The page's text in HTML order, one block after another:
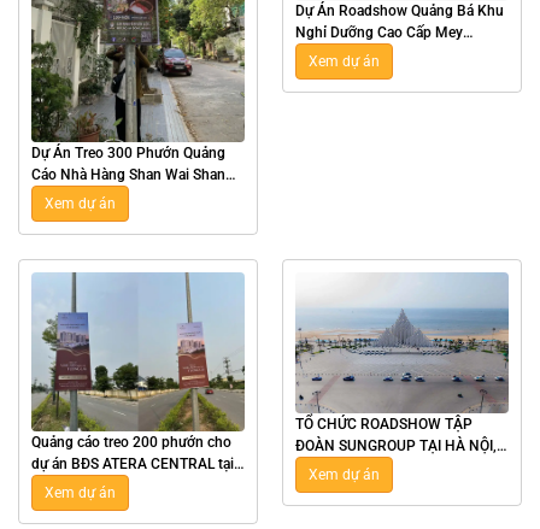
Dự Án Treo 300 Phướn Quảng
Cáo Nhà Hàng Shan Wai Shan
Hot Pot Tại Hà Nội
Xem dự án
Dự Án Roadshow Quảng Bá Khu
Nghỉ Dưỡng Cao Cấp Mey
Retreat Bãi Lữ Tại Nghệ An
Xem dự án
Quảng cáo treo 200 phướn cho
dự án BĐS ATERA CENTRAL tại
Hưng Yên
Xem dự án
TỔ CHỨC ROADSHOW TẬP
ĐOÀN SUNGROUP TẠI HÀ NỘI,
TPHCM, NHA TRANG, VŨNG
TÀU
Xem dự án